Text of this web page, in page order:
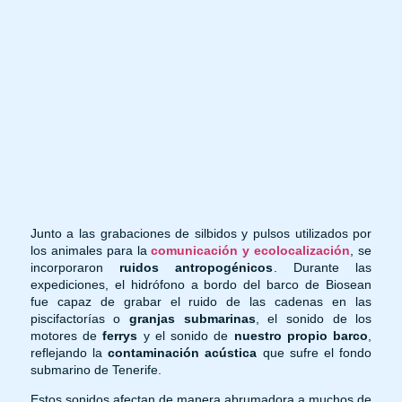
Junto a las grabaciones de silbidos y pulsos utilizados por
los animales para lacomunicación y ecolocalización , se
incorporaron ruidos antropogénicos . Durante las
expediciones, el hidrófono a bordo del barco de Biosean
fue capaz de grabar el ruido de las cadenas en las
piscifactorías o granjas submarinas, el sonido de los
motores deferrys y el sonido de nuestro propio barco
reflejando lacontaminación acústica que sufre el fondo
submarino de Tenerife.